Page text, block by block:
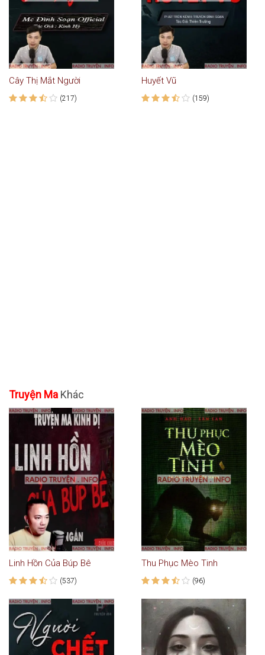
Cây Thị Mắt Người
(217)
Huyết Vũ
(159)
Truyện Ma Khác
Linh Hồn Của Búp Bê
(537)
Thu Phục Mèo Tinh
(96)